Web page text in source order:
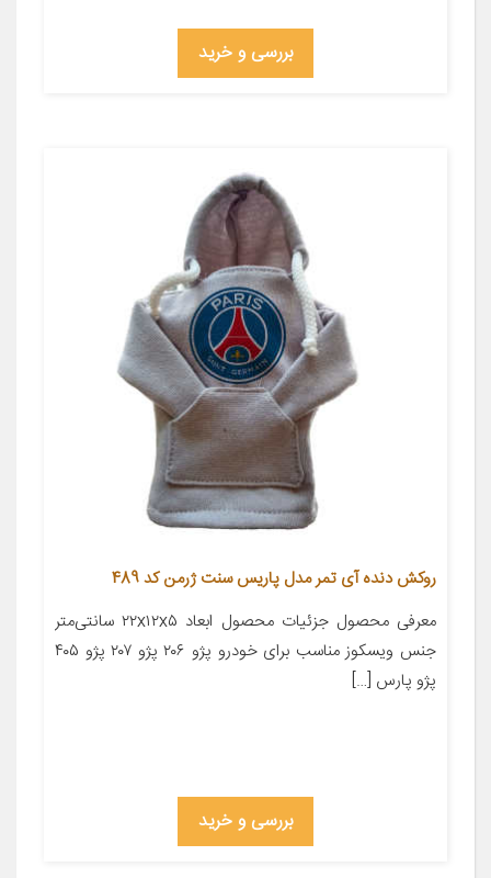
بررسی و خرید
روکش دنده آی تمر مدل پاریس سنت ژرمن کد 489
معرفی محصول جزئیات محصول ابعاد ۲۲x۱۲x۵ سانتی‌متر
جنس ویسکوز مناسب برای خودرو پژو ۲۰۶ پژو ۲۰۷ پژو ۴۰۵
پژو پارس […]
بررسی و خرید